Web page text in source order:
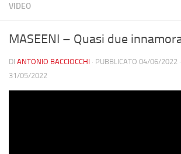
VIDEO
MASEENI – Quasi due
DI ANTONIO BACCIOCCHI · PUBBLICATO 04/06/2022
31/05/2022